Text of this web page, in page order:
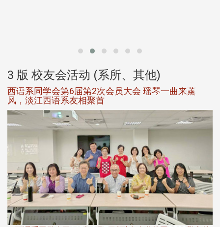
3 版 校友会活动 (系所、其他)
西语系同学会第6届第2次会员大会 瑶琴一曲来薰
风，淡江西语系友相聚首